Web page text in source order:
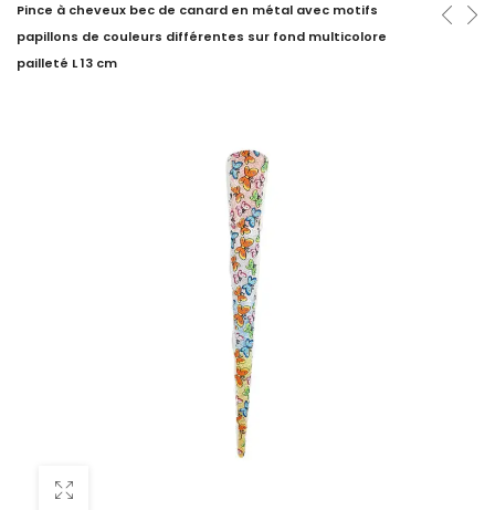
Pince à cheveux bec de canard en métal avec motifs
papillons de couleurs différentes sur fond multicolore
pailleté L 13 cm